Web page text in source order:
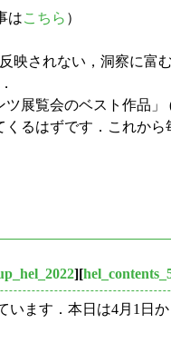
はこちら ）
されない，洞察に富
展覧会のベスト作品」
るはずです．これから
][
います．本日は4月1日